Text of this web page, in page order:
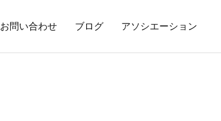
お問い合わせ ブログ アソシエーション